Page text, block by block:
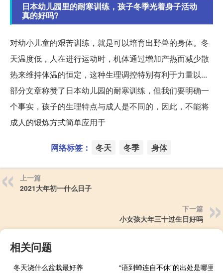
日本幼儿园里的耐寒训练，孩子冬季光着身子活动
真的好吗?
对幼小儿童的艰苦训练，就是可以培育出野兽的身体。冬
天温度低，人在进行运动时，机体通过增加产热而减少散
热来维持体温的恒定，这种生理调控特别有利于力量以...
部分文章称赞了日本幼儿园的耐寒训练，但我们要明确一
个事实，孩子的生理特点与成人是不同的，因此，不能将
成人的锻炼方式简单应用于
网络标签： 冬天 冬季 身体
上一篇
2021大年初一什么日子
下一篇
小女孩大年三十过生日好吗
相关问题
冬天浇什么盆栽最好养
“语到蝉连自不休”的出处是哪里